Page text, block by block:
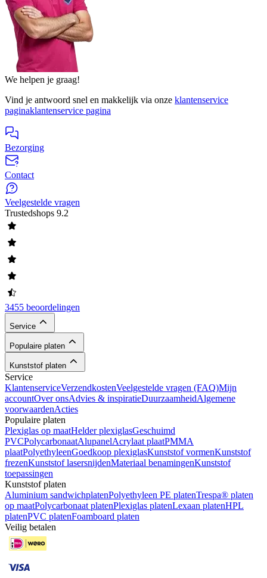
We helpen je graag!
Vind je antwoord snel en makkelijk via onze klantenservice
paginaklantenservice pagina
Bezorging
Contact
Veelgestelde vragen
Trustedshops 9.2
3455 beoordelingen
Service
Populaire platen
Kunststof platen
Service
KlantenserviceVerzendkostenVeelgestelde vragen (FAQ)Mijn
accountOver onsAdvies & inspiratieDuurzaamheidAlgemene
voorwaardenActies
Populaire platen
Plexiglas op maatHelder plexiglasGeschuimd
PVCPolycarbonaatAlupanelAcrylaat plaatPMMA
plaatPolyethyleenGoedkoop plexiglasKunststof vormenKunststof
frezenKunststof lasersnijdenMateriaal benamingenKunststof
toepassingen
Kunststof platen
Aluminium sandwichplatenPolyethyleen PE platenTrespa® platen
op maatPolycarbonaat platenPlexiglas platenLexaan platenHPL
platenPVC platenFoamboard platen
Veilig betalen